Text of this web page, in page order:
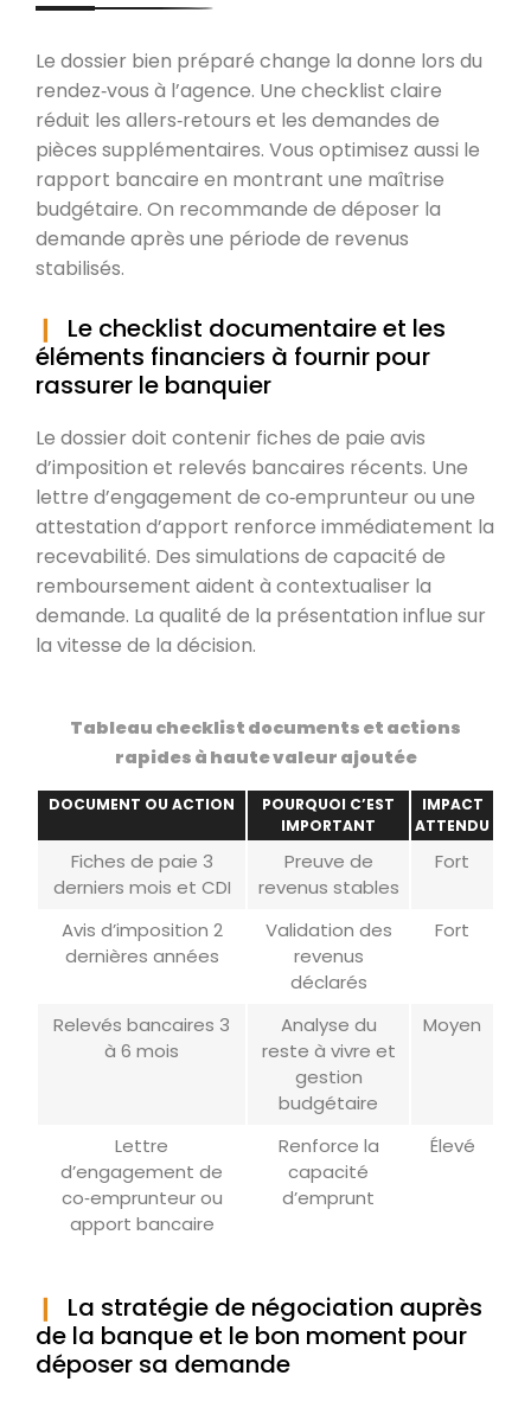
Le dossier bien préparé change la donne lors du
rendez‑vous à l’agence. Une checklist claire
réduit les allers‑retours et les demandes de
pièces supplémentaires. Vous optimisez aussi le
rapport bancaire en montrant une maîtrise
budgétaire. On recommande de déposer la
demande après une période de revenus
stabilisés.
Le checklist documentaire et les
éléments financiers à fournir pour
rassurer le banquier
Le dossier doit contenir fiches de paie avis
d’imposition et relevés bancaires récents. Une
lettre d’engagement de co‑emprunteur ou une
attestation d’apport renforce immédiatement la
recevabilité. Des simulations de capacité de
remboursement aident à contextualiser la
demande. La qualité de la présentation influe sur
la vitesse de la décision.
Tableau checklist documents et actions
rapides à haute valeur ajoutée
DOCUMENT OU ACTION
POURQUOI C’EST
IMPORTANT
IMPACT
ATTENDU
Fiches de paie 3
derniers mois et CDI
Preuve de
revenus stables
Fort
Avis d’imposition 2
dernières années
Validation des
revenus
déclarés
Fort
Relevés bancaires 3
à 6 mois
Analyse du
reste à vivre et
gestion
budgétaire
Moyen
Lettre
d’engagement de
co‑emprunteur ou
apport bancaire
Renforce la
capacité
d’emprunt
Élevé
La stratégie de négociation auprès
de la banque et le bon moment pour
déposer sa demande